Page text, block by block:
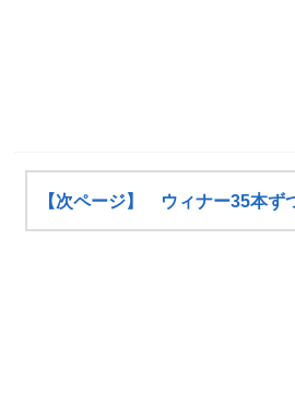
【次ページ】 ウィナー35本ず